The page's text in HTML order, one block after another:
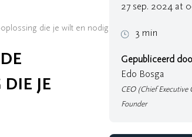
die je wilt en nodig hebt
JE
27 sep. 2024 at
3 min
Gepubliceerd
Edo Bosga
CEO (Chief Executive
Founder